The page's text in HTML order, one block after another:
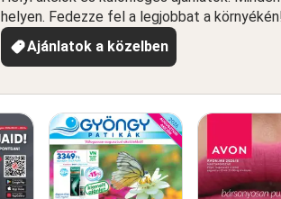
helyen. Fedezze fel a legjobbat a
Ajánlatok a közelben